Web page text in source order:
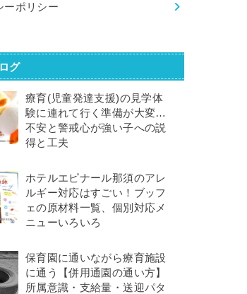
ーポリシー
グ
療育(児童発達支援)の見学体
験に連れて行く準備が大変…
不安と警戒心が強い子への説
得と工夫
ホテルエピナール那須のアレ
ルギー対応はすごい！ブッフ
ェの原材料一覧、個別対応メ
ニューいろいろ
保育園に通いながら療育施設
に通う【併用通園の通い方】
所属意識・支給量・送迎パタ